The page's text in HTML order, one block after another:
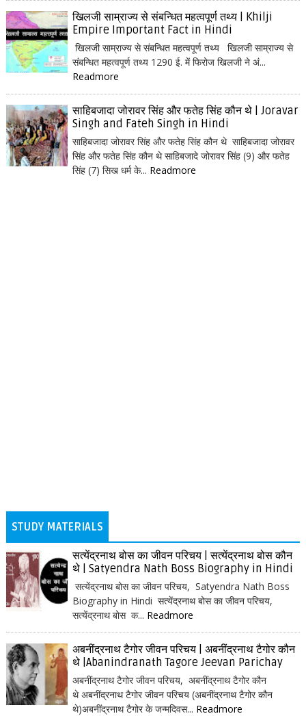
खिलजी साम्राज्य से संबन्धित महत्वपूर्ण तथ्य | Khilji
Empire Important Fact in Hindi
खिलजी साम्राज्य से संबन्धित महत्वपूर्ण तथ्य खिलजी साम्राज्य से
संबन्धित महत्वपूर्ण तथ्य 1290 ई. में फिरोज खिलजी ने अं...
Readmore
साहिबजादा जोरावर सिंह और फतेह सिंह कौन थे | Joravar
Singh and Fateh Singh in Hindi
साहिबजादा जोरावर सिंह और फतेह सिंह कौन थे साहिबजादा जोरावर
सिंह और फतेह सिंह कौन थे साहिबजादे जोरावर सिंह (9) और फतेह
सिंह (7) सिख धर्म के... Readmore
STUDY MATERIALS
सत्येंद्रनाथ बोस का जीवन परिचय | सत्येंद्रनाथ बोस कौन
थे | Satyendra Nath Boss Biography in Hindi
सत्येंद्रनाथ बोस का जीवन परिचय, Satyendra Nath Boss
Biography in Hindi सत्येंद्रनाथ बोस का जीवन परिचय,
सत्येंद्रनाथ बोस क... Readmore
अबनींद्रनाथ टैगोर जीवन परिचय | अबनींद्रनाथ टैगोर कौन
थे |Abanindranath Tagore Jeevan Parichay
अबनींद्रनाथ टैगोर जीवन परिचय, अबनींद्रनाथ टैगोर कौन
थे अबनींद्रनाथ टैगोर जीवन परिचय (अबनींद्रनाथ टैगोर कौन
थे)अबनींद्रनाथ टैगोर के जन्मदिवस... Readmore